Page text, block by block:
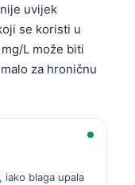
uvijek
se koristi u
L može biti
za hroničnu
iako blaga upala